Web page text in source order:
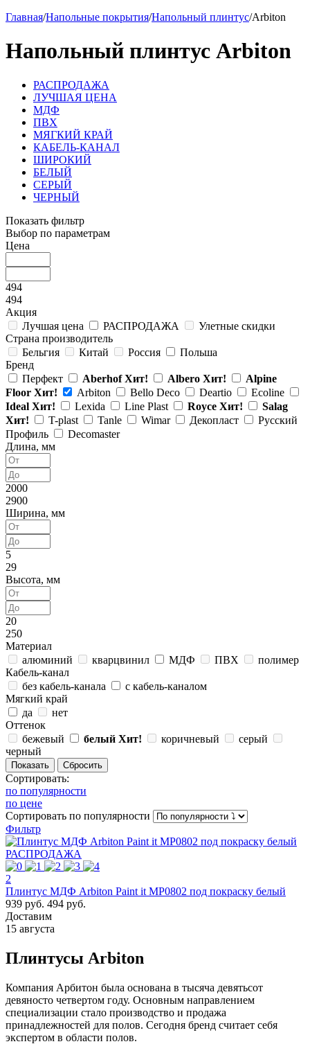
Главная/Напольные покрытия/Напольный плинтус/Arbiton
Напольный плинтус Arbiton
РАСПРОДАЖА
ЛУЧШАЯ ЦЕНА
МДФ
ПВХ
МЯГКИЙ КРАЙ
КАБЕЛЬ-КАНАЛ
ШИРОКИЙ
БЕЛЫЙ
СЕРЫЙ
ЧЕРНЫЙ
Показать фильтр
Выбор по параметрам
Цена
494
494
Акция
Лучшая цена
РАСПРОДАЖА
Улетные скидки
Страна производитель
Бельгия
Китай Россия
Польша
Бренд
Перфект
AberhofХит! Albero Хит!
Alpine
Floor Хит! Arbiton Bello Deco Deartio
Ecoline
Ideal Хит! Lexida Line Plast Royce Хит!
Salag
Хит!
T-plast Tanle Wimar Декопласт
Русский
Профиль
Decomaster
Длина, мм
2000
2900
Ширина, мм
5
29
Высота, мм
20
250
Материал
алюминий
кварцвинил МДФ ПВХ
полимер
Кабель-канал
без кабель-канала
с кабель-каналом
Мягкий край
да
нет
Оттенок
бежевый
белый Хит! коричневый
серый
черный
Сортировать:
по популярности
по цене
Сортировать по популярности
Фильтр
РАСПРОДАЖА
2
Плинтус МДФ Arbiton Paint it MP0802 под покраску белый
939 руб. 494 руб.
Доставим
15 августа
Плинтусы Arbiton
Компания Арбитон была основана в тысяча девятьсот
девяносто четвертом году. Основным направлением
специализации стало производство и продажа
принадлежностей для полов. Сегодня бренд считает себя
экспертом в области полов.